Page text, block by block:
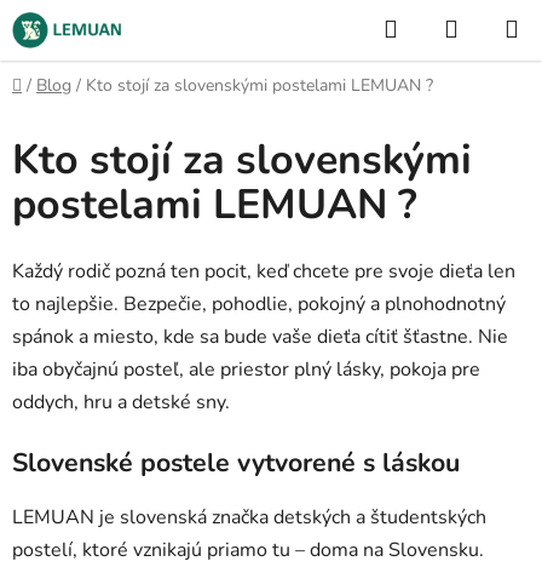
Prejsť
na
obsah
Hľadať
KOŠÍK
Domov
/ Blog / Kto stojí za slovenskými postelami LEMUAN ?
Kto stojí za slovenskými
postelami LEMUAN ?
Každý rodič pozná ten pocit, keď chcete pre svoje dieťa len
to najlepšie. Bezpečie, pohodlie, pokojný a plnohodnotný
spánok a miesto, kde sa bude vaše dieťa cítiť šťastne. Nie
iba obyčajnú posteľ, ale priestor plný lásky, pokoja pre
oddych, hru a detské sny.
Slovenské postele vytvorené s láskou
LEMUAN je slovenská značka detských a študentských
postelí, ktoré vznikajú priamo tu – doma na Slovensku.